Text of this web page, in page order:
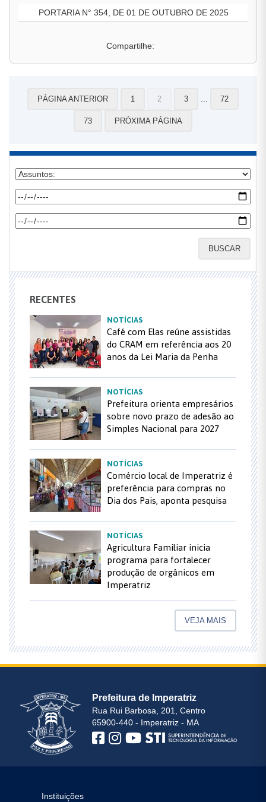
PORTARIA N° 354, DE 01 DE OUTUBRO DE 2025
Compartilhe:
PÁGINA ANTERIOR 1 2 3 72
73 PRÓXIMA PÁGINA
BUSCAR
RECENTES
NOTÍCIAS
Café com Elas reúne assistidas
do CRAM em referência aos 20
anos da Lei Maria da Penha
NOTÍCIAS
Prefeitura orienta empresários
sobre novo prazo de adesão ao
Simples Nacional para 2027
NOTÍCIAS
Comércio local de Imperatriz é
preferência para compras no
Dia dos Pais, aponta pesquisa
NOTÍCIAS
Agricultura Familiar inicia
programa para fortalecer
produção de orgânicos em
Imperatriz
VEJA MAIS
Prefeitura de Imperatriz
Rua Rui Barbosa, 201, Centro
65900-440 - Imperatriz - MA
Instituições